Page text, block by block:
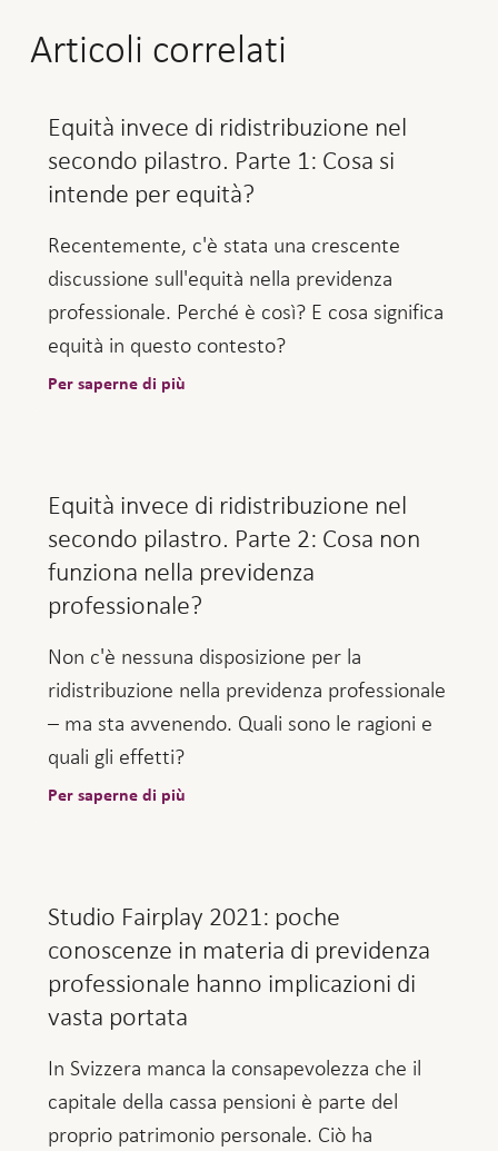
Articoli correlati
Equità invece di ridistribuzione nel
secondo pilastro. Parte 1: Cosa si
intende per equità?
Recentemente, c'è stata una crescente
discussione sull'equità nella previdenza
professionale. Perché è così? E cosa significa
equità in questo contesto?
Per saperne di più
Equità invece di ridistribuzione nel
secondo pilastro. Parte 2: Cosa non
funziona nella previdenza
professionale?
Non c'è nessuna disposizione per la
ridistribuzione nella previdenza professionale
– ma sta avvenendo. Quali sono le ragioni e
quali gli effetti?
Per saperne di più
Studio Fairplay 2021: poche
conoscenze in materia di previdenza
professionale hanno implicazioni di
vasta portata
In Svizzera manca la consapevolezza che il
capitale della cassa pensioni è parte del
proprio patrimonio personale. Ciò ha